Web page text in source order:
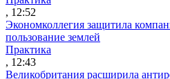
, 12:52
Экономколлегия защитила
пользование землей
Практика
, 12:43
Великобритания расширила